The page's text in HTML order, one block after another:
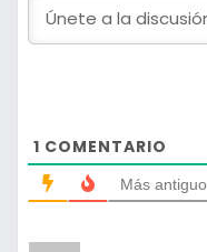
1 COMENTARIO
Más antiguo